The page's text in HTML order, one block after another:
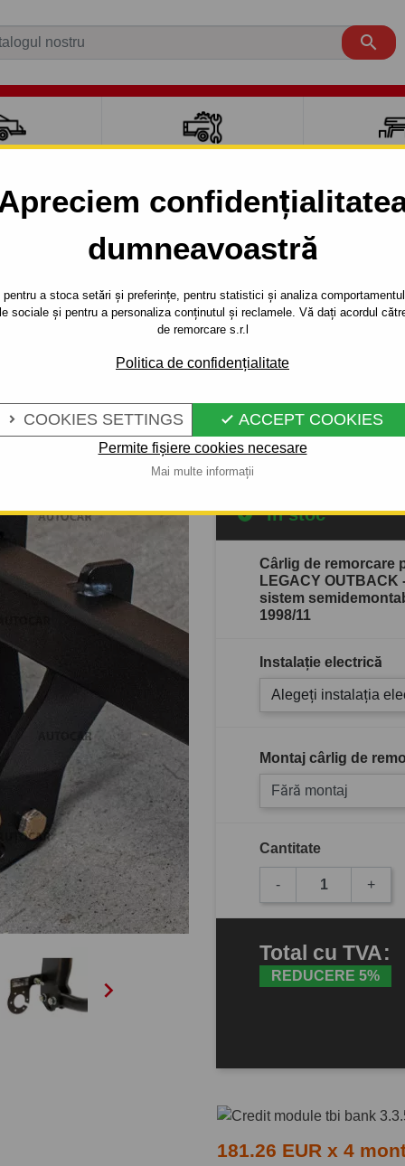
dumneavoastră
a stoca setări și preferințe, pentru statistici și analiza
sociale și pentru a personaliza conținutul și reclamele. Vă dați acordul
de remorcare s.r.l
Politica de confidențialitate
 COOKIES SETTINGS  ACCEPT COOKIES
Permite fișiere cookies necesare
Mai multe informații

Outback
OUTBACK - Combi, (BE, BH) - sistem semidemontabil -cu
- COMBI,

Referinta:
Cârlig de remorcare
LEGACY OUTBACK, seria
Descrierea completă a
În stoc
Cârlig de remorcare
LEGACY OUTBACK
sistem
1998/11
Instalație electrică
Alegeți instalația
Montaj cârlig de
Fără montaj
Cantitate
- +
Total cu TVA:
REDUCERE 5%
181.26 EUR x 4